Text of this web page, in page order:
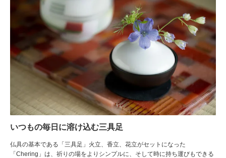
いつもの毎日に溶け込む三具足
仏具の基本である「三具足」火立、香立、花立がセットになった
「Chering」は、祈りの場をよりシンプルに、そして時に持ち運びもできる